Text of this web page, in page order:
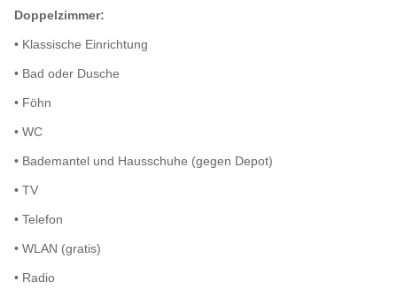
Doppelzimmer:
• Klassische Einrichtung
• Bad oder Dusche
• Föhn
• WC
• Bademantel und Hausschuhe (gegen Depot)
• TV
• Telefon
• WLAN (gratis)
• Radio